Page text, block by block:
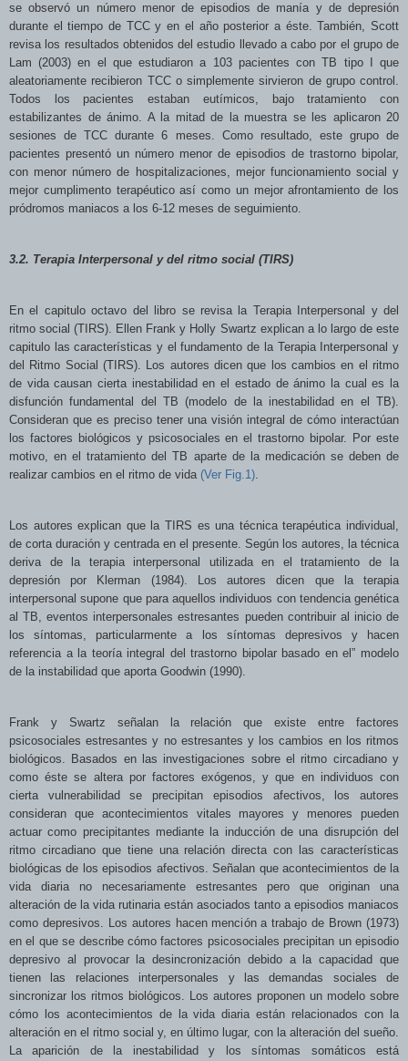
se observó un número menor de episodios de manía y de depresión
durante el tiempo de TCC y en el año posterior a éste. También, Scott
revisa los resultados obtenidos del estudio llevado a cabo por el grupo de
Lam (2003) en el que estudiaron a 103 pacientes con TB tipo I que
aleatoriamente recibieron TCC o simplemente sirvieron de grupo control.
Todos los pacientes estaban eutímicos, bajo tratamiento con
estabilizantes de ánimo. A la mitad de la muestra se les aplicaron 20
sesiones de TCC durante 6 meses. Como resultado, este grupo de
pacientes presentó un número menor de episodios de trastorno bipolar,
con menor número de hospitalizaciones, mejor funcionamiento social y
mejor cumplimento terapéutico así como un mejor afrontamiento de los
pródromos maniacos a los 6-12 meses de seguimiento.
3.2. Terapia Interpersonal y del ritmo social (TIRS)
En el capitulo octavo del libro se revisa la Terapia Interpersonal y del
ritmo social (TIRS). Ellen Frank y Holly Swartz explican a lo largo de este
capitulo las características y el fundamento de la Terapia Interpersonal y
del Ritmo Social (TIRS). Los autores dicen que los cambios en el ritmo
de vida causan cierta inestabilidad en el estado de ánimo la cual es la
disfunción fundamental del TB (modelo de la inestabilidad en el TB).
Consideran que es preciso tener una visión integral de cómo interactúan
los factores biológicos y psicosociales en el trastorno bipolar. Por este
motivo, en el
tratamiento del TB aparte de la medicación se deben de
realizar cambios en el ritmo de vida (Ver Fig.1).
Los autores explican que la TIRS es una técnica terapéutica individual,
de corta duración y centrada en el presente. Según los autores, la técnica
deriva de la terapia interpersonal utilizada en el tratamiento de la
depresión por Klerman (1984). Los autores dicen que la terapia
interpersonal supone que para aquellos individuos con tendencia genética
al TB, eventos interpersonales estresantes pueden contribuir al inicio de
los síntomas, particularmente a los síntomas depresivos y hacen
referencia a la teoría integral del trastorno bipolar basado en el” modelo
de la instabilidad que aporta Goodwin (1990).
Frank y Swartz señalan la relación que existe entre factores
psicosociales estresantes y no estresantes y los cambios en los ritmos
biológicos. Basados en las investigaciones sobre el ritmo circadiano y
como éste se altera por factores exógenos, y que en individuos con
cierta vulnerabilidad se precipitan episodios afectivos, los autores
consideran que acontecimientos vitales mayores y menores pueden
actuar como precipitantes mediante la inducción de una disrupción del
ritmo circadiano que tiene una relación directa con las características
biológicas de los episodios afectivos. Señalan que acontecimientos de la
vida diaria no necesariamente estresantes pero que originan una
alteración de la vida rutinaria están asociados tanto a episodios maniacos
como depresivos. Los autores hacen mención a trabajo de Brown (1973)
en el que se describe cómo factores psicosociales precipitan un episodio
depresivo al provocar la desincronización debido a la capacidad que
tienen las relaciones interpersonales y las demandas sociales de
sincronizar los ritmos biológicos. Los autores proponen un modelo sobre
cómo los acontecimientos de la vida diaria están relacionados con la
alteración en el ritmo social y, en último lugar, con la alteración del sueño.
La aparición de la inestabilidad y los síntomas somáticos está